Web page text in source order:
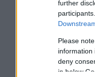
further
Please
information
deny
in below